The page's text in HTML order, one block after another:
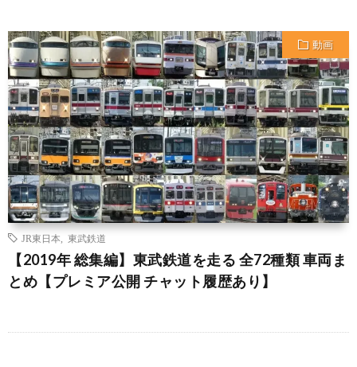
動画
JR東日本 東武鉄道
【2019年 総集編】東武鉄道を走る 全72種類 車両ま
とめ【プレミア公開 チャット履歴あり】